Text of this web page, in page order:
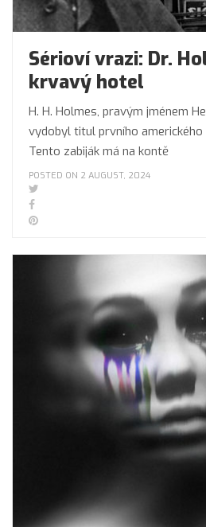
Sérioví vrazi: Dr.
krvavý hotel
H. H. Holmes, pravým jménem
vydobyl titul prvního amerického
Tento zabiják má na kontě
POSTED ON 2 AUGUST, 2024